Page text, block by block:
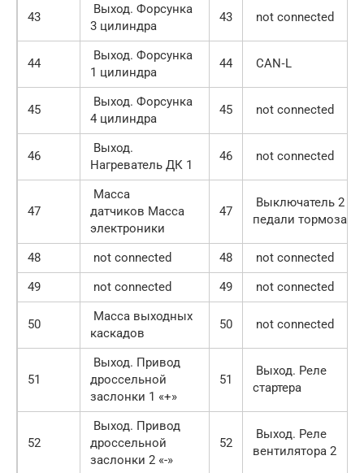
43
Выход. Форсунка
3 цилиндра
43 not connected
44
Выход. Форсунка
1 цилиндра
44 CAN‑L
45
Выход. Форсунка
4 цилиндра
45 not connected
46
Выход.
Нагреватель ДК 1
46 not connected
47
Масса
датчиков Масса
электроники
47
Выключатель 2
педали тормоза
48 not connected 48
not connected
49
not connected 49 not connected
50
Масса выходных
каскадов
50 not connected
51
Выход. Привод
дроссельной
заслонки 1 «+»
51
Выход. Реле
стартера
52
Выход. Привод
дроссельной
заслонки 2 «-»
52
Выход. Реле
вентилятора 2